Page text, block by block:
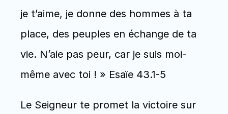
je t’aime, je donne des hommes à ta
place, des peuples en échange de ta
vie. N’aie pas peur, car je suis moi-
même avec toi ! » Esaïe 43.1-5
Le Seigneur te promet la victoire sur